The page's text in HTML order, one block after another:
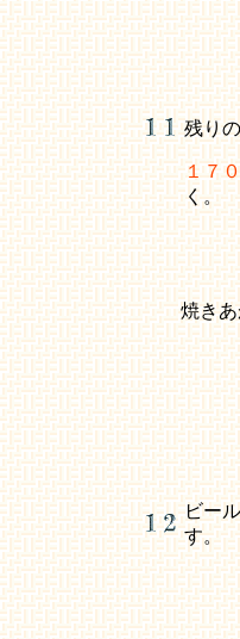
残りの
１７
く。
焼き
ビー
す。